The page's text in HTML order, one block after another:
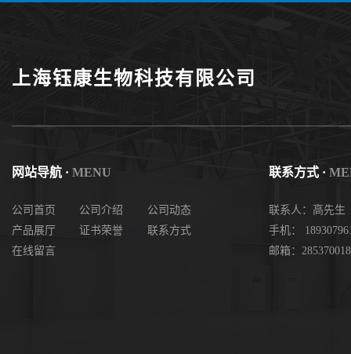
上海钰康生物科技有限公司
网站导航 · MENU
公司首页 公司介绍
公司动态
产品展厅
证书荣誉
联系方式
在线留言
联系方式 ·
联系人：高先生
手机：
邮箱：